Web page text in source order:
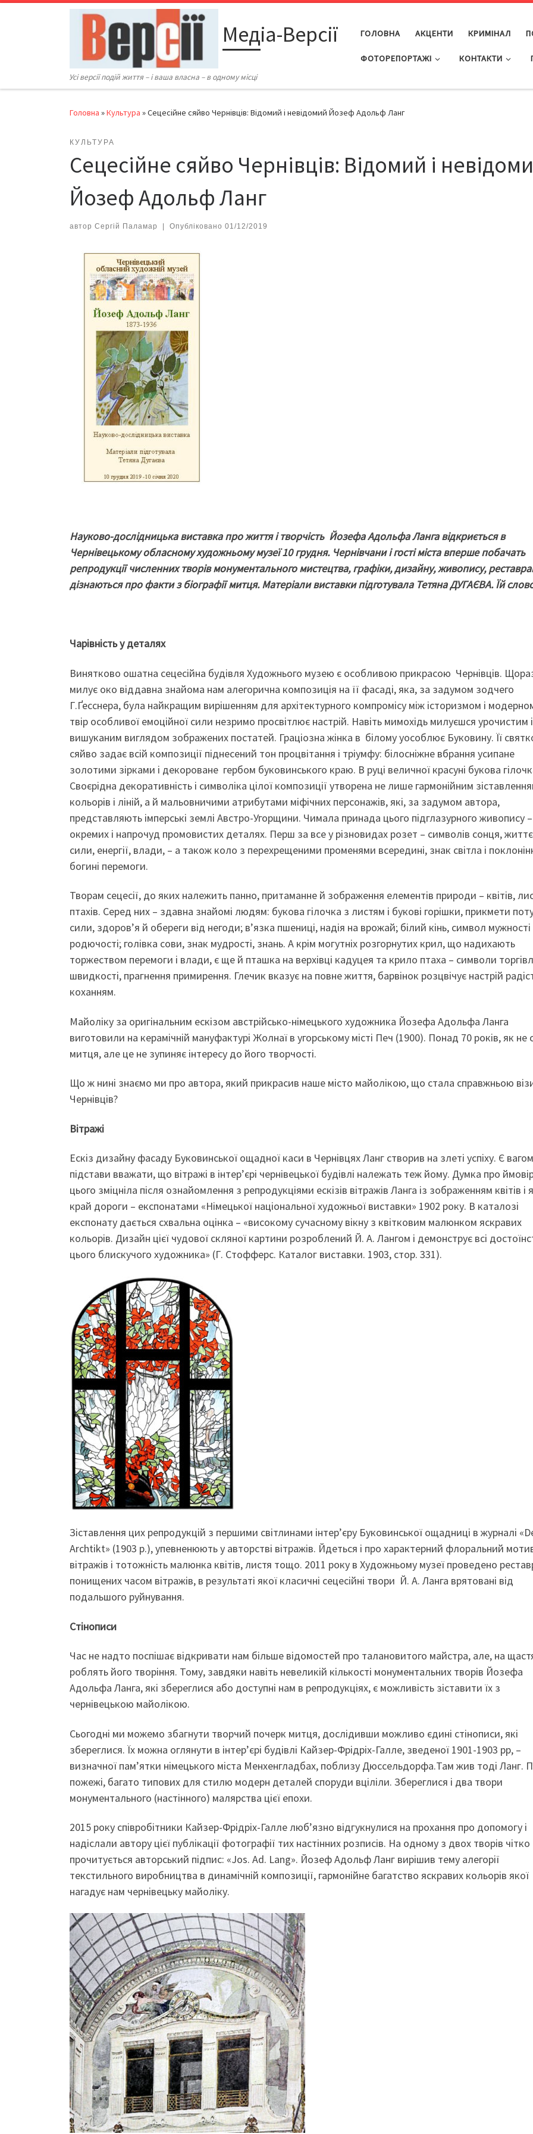
Перейти до вмісту
Медіа-Версії
Усі версії подій життя – і ваша власна – в одному місці
ГОЛОВНА АКЦЕНТИ КРИМІНАЛ
ФОТОРЕПОРТАЖІ КОНТАКТИ
Головна »Культура »Сецесійне сяйво Чернівців: Відомий і невідомий Йозеф Адольф Ланг
КУЛЬТУРА
Сецесійне сяйво Чернівців: Відомий і
Йозеф Адольф Ланг
автор Сергій Паламар Опубліковано 01/12/2019
Науково-дослідницька виставка про життя і творчість Йозефа Адольфа Ланга відкриється в
Чернівецькому обласному художньому музеї 10 грудня. Чернівчани і гості міста вперше побачать
репродукції численних творів монументального мистецтва, графіки, дизайну, живопису,
дізнаються про факти з біографії митця. Матеріали виставки підготувала Тетяна ДУГАЄВА. Їй
Чарівність у деталях
Винятково ошатна сецесійна будівля Художнього музею є особливою прикрасою Чернівців.
милує око віддавна знайома нам алегорична композиція на її фасаді, яка, за задумом зодчего
Г.Ґесснера, була найкращим вирішенням для архітектурного компромісу між історизмом і
твір особливої емоційної сили незримо просвітлює настрій. Навіть мимохідь милуєшся урочистим і
вишуканим виглядом зображених постатей. Граціозна жінка в білому уособлює Буковину. Її
сяйво задає всій композиції піднесений тон процвітання і тріумфу: білосніжне вбрання усипане
золотими зірками і декороване гербом буковинського краю. В руці величної красуні букова
Своєрідна декоративність і символіка цілої композиції утворена не лише гармонійним
кольорів і ліній, а й мальовничими атрибутами міфічних персонажів, які, за задумом автора,
представляють імперські землі Австро-Угорщини. Чимала принада цього підглазурного живопису
окремих і напрочуд промовистих деталях. Перш за все у різновидах розет – символів сонця,
сили, енергії, влади, – а також коло з перехрещеними променями всередині, знак світла і
богині перемоги.
Творам сецесії, до яких належить панно, притаманне й зображення елементів природи – квітів,
птахів. Серед них – здавна знайомі людям: букова гілочка з листям і букові горішки, прикмети
сили, здоров’я й обереги від негоди; в’язка пшениці, надія на врожай; білий кінь, символ мужності
родючості; голівка сови, знак мудрості, знань. А крім могутніх розгорнутих крил, що надихають
торжеством перемоги і влади, є ще й пташка на верхівці кадуцея та крило птаха – символи
швидкості, прагнення примирення. Глечик вказує на повне життя, барвінок розцвічує настрій
коханням.
Майоліку за оригінальним ескізом австрійсько-німецького художника Йозефа Адольфа Ланга
виготовили на керамічній мануфактурі Жолнаї в угорському місті Печ (1900). Понад 70 років, як не
митця, але це не зупиняє інтересу до його творчості.
Що ж нині знаємо ми про автора, який прикрасив наше місто майолікою, що стала справжньою
Чернівців?
Вітражі
Ескіз дизайну фасаду Буковинської ощадної каси в Чернівцях Ланг створив на злеті успіху. Є
підстави вважати, що вітражі в інтер’єрі чернівецької будівлі належать теж йому. Думка про
цього зміцніла після ознайомлення з репродукціями ескізів вітражів Ланга із зображенням квітів і
край дороги – експонатами «Німецької національної художньої виставки» 1902 року. В каталозі
експонату дається схвальна оцінка – «високому сучасному вікну з квітковим малюнком яскравих
кольорів. Дизайн цієї чудової скляної картини розроблений Й. А. Лангом і демонструє всі
цього блискучого художника» (Г. Стофферс. Каталог виставки. 1903, стор. 331).
Зіставлення цих репродукцій з першими світлинами інтер’єру Буковинської ощадниці в журналі
Archtikt» (1903 р.), упевненюють у авторстві вітражів. Йдеться і про характерний флоральний
вітражів і тотожність малюнка квітів, листя тощо. 2011 року в Художньому музеї проведено
понищених часом вітражів, в результаті якої класичні сецесійні твори Й. А. Ланга врятовані від
подальшого руйнування.
Стінописи
Час не надто поспішає відкривати нам більше відомостей про талановитого майстра, але, на
роблять його творіння. Тому, завдяки навіть невеликій кількості монументальних творів Йозефа
Адольфа Ланга, які збереглися або доступні нам в репродукціях, є можливість зіставити їх з
чернівецькою майолікою.
Сьогодні ми можемо збагнути творчий почерк митця, дослідивши можливо єдині стінописи, які
збереглися. Їх можна оглянути в інтер’єрі будівлі Кайзер-Фрідріх-Галле, зведеної 1901-1903 рр, –
визначної пам’ятки німецького міста Менхенгладбах, поблизу Дюссельдорфа.Там жив тоді Ланг.
пожежі, багато типових для стилю модерн деталей споруди вціліли. Збереглися і два твори
монументального (настінного) малярства цієї епохи.
2015 року співробітники Кайзер-Фрідріх-Галле люб’язно відгукнулися на прохання про допомогу і
надіслали автору цієї публікації фотографії тих настінних розписів. На одному з двох творів чітко
прочитується авторський підпис: «Jos. Ad. Lang». Йозеф Адольф Ланг вирішив тему алегорії
текстильного виробництва в динамічній композиції, гармонійне багатство яскравих кольорів якої
нагадує нам чернівецьку майоліку.